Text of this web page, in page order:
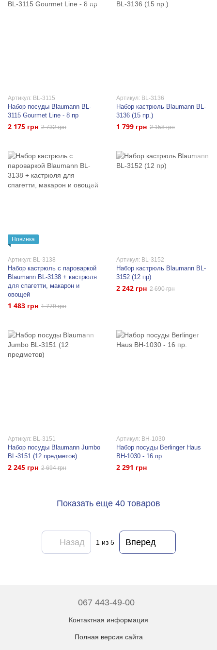
Артикул: BL-3115
Набор посуды Blaumann BL-
3115 Gourmet Line - 8 пр
2 175 грн 2 732 грн
Артикул: BL-3136
Набор кастрюль Blaumann BL-
3136 (15 пр.)
1 799 грн 2 158 грн
Новинка
Артикул: BL-3138
Набор кастрюль с пароваркой
Blaumann BL-3138 + кастрюля
для спагетти, макарон и
овощей
1 483 грн 1 779 грн
Артикул: BL-3152
Набор кастрюль Blaumann BL-
3152 (12 пр)
2 242 грн 2 690 грн
Артикул: BL-3151
Набор посуды Blaumann Jumbo
BL-3151 (12 предметов)
2 245 грн 2 694 грн
Артикул: BH-1030
Набор посуды Berlinger Haus
BH-1030 - 16 пр.
2 291 грн
Показать еще 40 товаров
Назад 1 из 5 Вперед
067 443-49-00
Контактная информация
Полная версия сайта